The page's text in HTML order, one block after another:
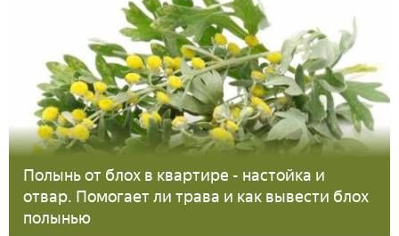
Полынь от блох в квартире - настойка и
отвар. Помогает ли трава и как вывести блох
полынью